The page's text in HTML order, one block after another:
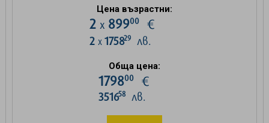
Цена възрастни:
2 х 89900€
2 х 175829лв.
Обща цена:
179800€
351658лв.